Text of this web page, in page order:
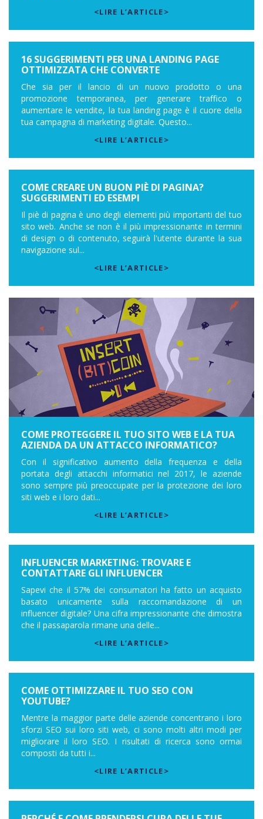
<LIRE L’ARTICLE>
16 SUGGERIMENTI PER UNA LANDING PAGE
OTTIMIZZATA CHE CONVERTE
Che sia per il lancio di un nuovo prodotto o una
promozione temporanea, per generare traffico o
aumentare le vendite, la tua landing page è il cuore della
tua campagna di marketing digitale. Questo...
<LIRE L’ARTICLE>
COME CREARE UN BUON PIÈ DI PAGINA?
SUGGERIMENTI ED ESEMPI
Il piè di pagina è uno degli elementi più importanti del tuo
sito web. Anche se non è il più impressionante in termini
di design o di contenuto, seguirà l'utente durante la sua
navigazione sul...
<LIRE L’ARTICLE>
COME PROTEGGERE IL TUO SITO WEB E LA TUA
AZIENDA DA UN ATTACCO INFORMATICO?
Con il significativo aumento della frequenza e della
portata degli attacchi informatici nel 2017, le aziende
sono sempre più preoccupate per la protezione dei loro
siti web e i loro dati...
<LIRE L’ARTICLE>
INFLUENCER MARKETING: TROVARE E
CONTATTARE GLI INFLUENCER
Sapevi che il 57% dei consumatori ha fatto un acquisto
basato unicamente sulla raccomandazione di un
influencer digitale? Una cifra impressionante che dimostra
che il passaparola rimane una delle...
<LIRE L’ARTICLE>
COME OTTIMIZZARE IL TUO SEO CON
YOUTUBE?
Mentre la maggior parte delle aziende concentrano i loro
sforzi SEO sui loro siti web, ci sono molti altri modi per
migliorare il loro SEO. I risultati di ricerca sono ormai
composti da tutti i...
<LIRE L’ARTICLE>